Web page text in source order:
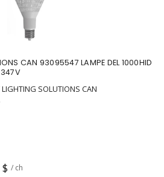
CAN 93095547 LAMPE DEL 1000HID
LIGHTING SOLUTIONS CAN
/ ch